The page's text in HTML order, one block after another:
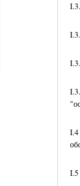
I.4